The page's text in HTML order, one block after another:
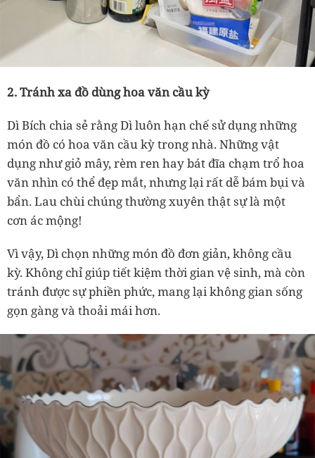
2. Tránh xa đồ dùng hoa văn cầu kỳ
DìBích chia sẻ rằngDìluôn hạn chế sử dụng những
món đồ có hoa văn cầu kỳ trong nhà. Những vật
dụng như giỏ mây, rèm ren hay bát đĩa chạm trổ hoa
văn nhìn có thể đẹp mắt, nhưng lại rất dễ bám bụi và
bẩn. Lau chùi chúng thường xuyên thật sự là một
cơn ác mộng!
Vì vậy,Dìchọn những món đồ đơn giản, không cầu
kỳ. Không chỉ giúp tiết kiệm thời gian vệ sinh, mà còn
tránh được sự phiền phức, mang lại không gian sống
gọn gàng và thoải mái hơn.